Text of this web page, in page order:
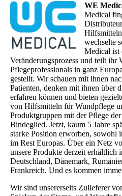
WE
Medical
wechselte
Medical ist
Veränderungsprozess und teilt ihr
Pflegeprofessionals in ganz
gestellt. Wir schauen mit ihnen
Patienten, denken mit ihnen über
erfahren können und bieten
von Hilfsmitteln für Wundpflege
Produktgruppen mit der Pflege
Bindeglied. Jetzt, kaum 5 Jahre
starke Position erworben, sowohl
im Rest Europas. Über ein Netz
unsere Produkte derzeit erhältlich
Deutschland, Dänemark,
Frankreich. Und es kommen
Wir sind unsererseits Zulieferer